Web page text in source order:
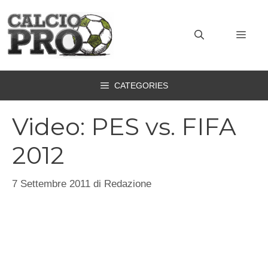
contenuto
CATEGORIES
Video: PES vs. FIFA
2012
7 Settembre 2011 di Redazione